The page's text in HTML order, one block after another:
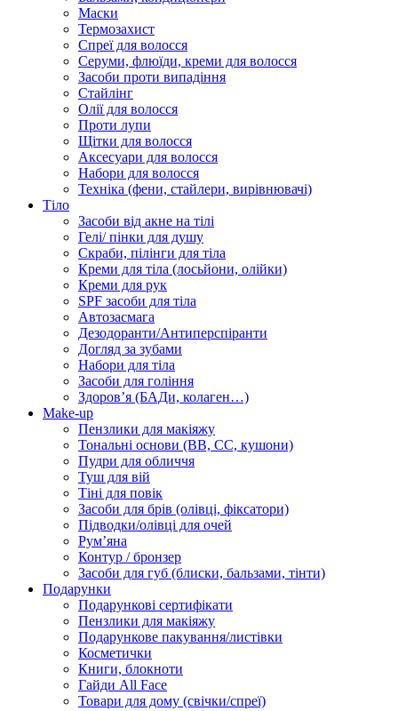
Маски
Термозахист
Спреї для волосся
Серуми, флюїди, креми для волосся
Засоби проти випадіння
Стайлінг
Олії для волосся
Проти лупи
Щітки для волосся
Аксесуари для волосся
Набори для волосся
Техніка (фени, стайлери, вирівнювачі)
Тіло
Засоби від акне на тілі
Гелі/ пінки для душу
Скраби, пілінги для тіла
Креми для тіла (лосьйони, олійки)
Креми для рук
SPF засоби для тіла
Автозасмага
Дезодоранти/Антиперспіранти
Догляд за зубами
Набори для тіла
Засоби для гоління
Здоровʼя (БАДи, колаген…)
Make-up
Пензлики для макіяжу
Тональні основи (BB, CC, кушони)
Пудри для обличчя
Туш для вій
Тіні для повік
Засоби для брів (олівці, фіксатори)
Підводки/олівці для очей
Румʼяна
Контур / бронзер
Засоби для губ (блиски, бальзами, тінти)
Подарунки
Подарункові сертифікати
Пензлики для макіяжу
Подарункове пакування/листівки
Косметички
Книги, блокноти
Гайди All Face
Товари для дому (свічки/спреї)